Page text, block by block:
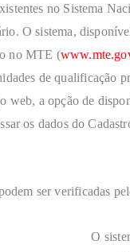
no Sistema
O sistema,
no MTE (
de qualificação
web, a opção de
os dados do
ser verificadas
O